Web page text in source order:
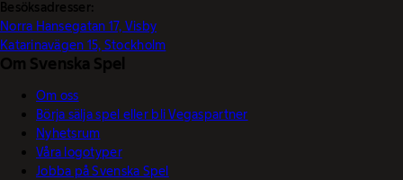
Besöksadresser:
Norra Hansegatan 17, Visby
Katarinavägen 15, Stockholm
Om Svenska Spel
Om oss
Börja sälja spel eller bli Vegaspartner
Nyhetsrum
Våra logotyper
Jobba på Svenska Spel